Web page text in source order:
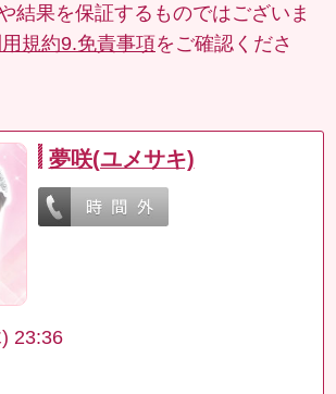
結果を保証するものではございま
規約9.免責事項をご確認くださ
夢咲(ユメサキ)
23:36